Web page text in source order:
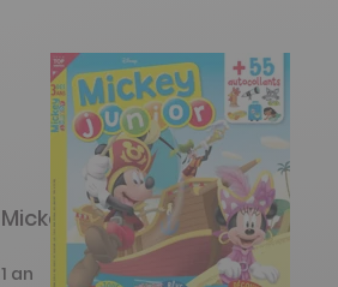
Mickey Junior
1 an